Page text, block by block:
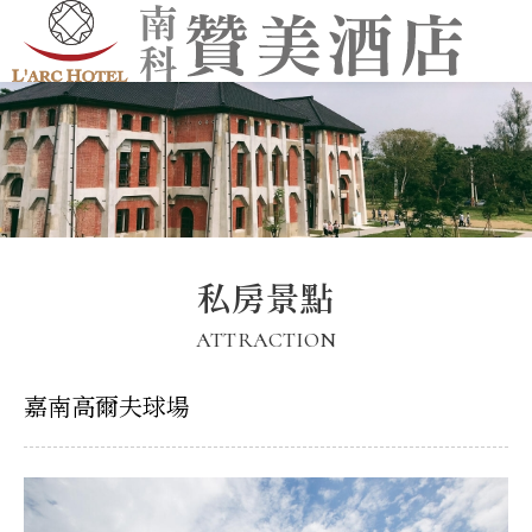
私房景點
ATTRACTION
嘉南高爾夫球場